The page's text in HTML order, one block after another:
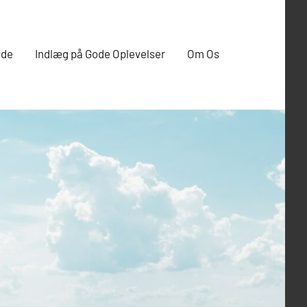
Indlæg på Gode Oplevelser Om Os